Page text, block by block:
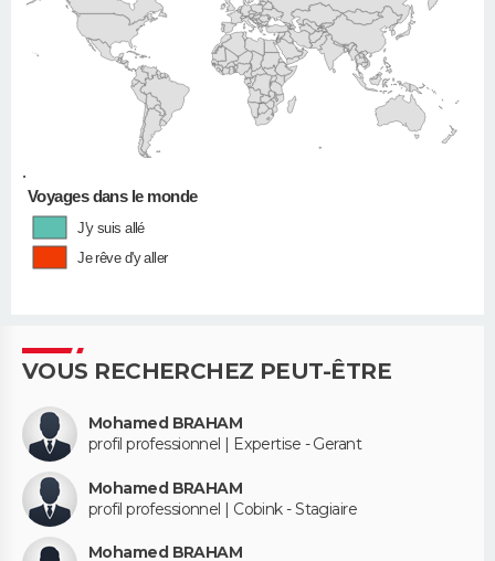
•
Voyages dans le monde
J'y suis allé
Je rêve d'y aller
VOUS RECHERCHEZ PEUT-ÊTRE
Mohamed BRAHAM
profil professionnel | Expertise - Gerant
Mohamed BRAHAM
profil professionnel | Cobink - Stagiaire
Mohamed BRAHAM